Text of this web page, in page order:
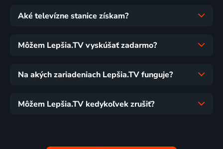
Aké televízne stanice získam?
Môžem Lepšia.TV vyskúšať zadarmo?
Na akých zariadeniach Lepšia.TV funguje?
Môžem Lepšia.TV kedykoľvek zrušiť?